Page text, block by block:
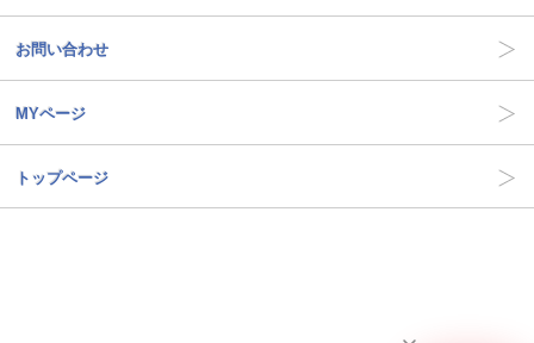
お問い合わせ
MYページ
トップページ